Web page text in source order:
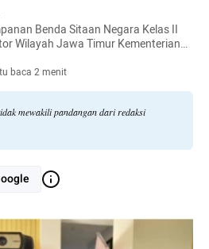
Benda Sitaan Negara Kelas II
Wilayah Jawa Timur Kementerian
baca 2 menit
mewakili pandangan dari redaksi